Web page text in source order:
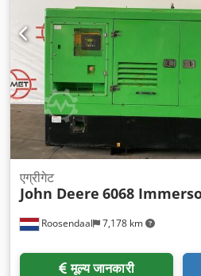
Roosendaal 7,178 km
एग्रीगेट
John Deere 6068
मूल्य जानकारी